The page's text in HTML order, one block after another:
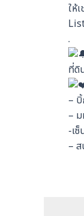
ให้
.
ที่ดิ
–
–
-เ
–